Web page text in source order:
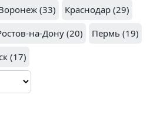
(33)
Краснодар (29)
на-Дону (20)
Пермь (19)
(17)